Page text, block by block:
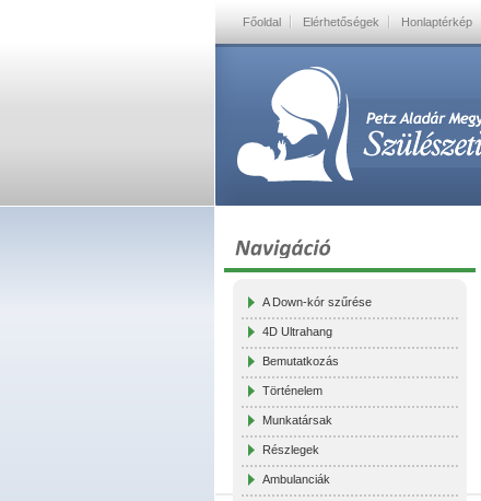
Főoldal Elérhetőségek Honlaptérkép
A Down-kór szűrése
4D Ultrahang
Bemutatkozás
Történelem
Munkatársak
Részlegek
Ambulanciák